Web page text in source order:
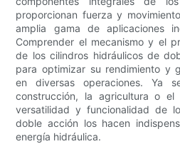
proporcionan fuerza y
amplia gama de aplicaciones
Comprender el mecanismo y el
de los cilindros hidráulicos de
para optimizar su rendimiento y
en diversas operaciones. Ya
construcción, la agricultura o el
versatilidad y funcionalidad de
doble acción los hacen
energía hidráulica.